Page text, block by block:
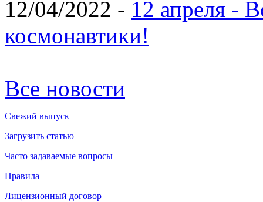
12/04/2022 - 12 апреля -
космонавтики!
Все новости
Свежий выпуск
Загрузить статью
Часто задаваемые вопросы
Правила
Лицензионный договор